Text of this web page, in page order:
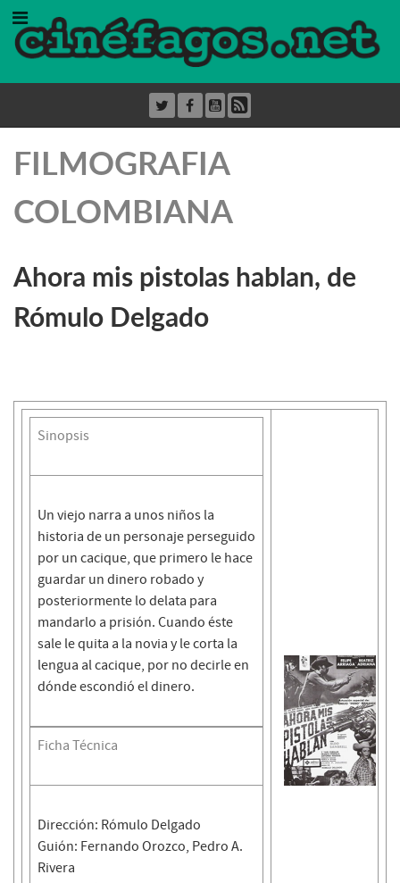
FILMOGRAFIA
COLOMBIANA
Ahora mis pistolas hablan, de
Rómulo Delgado
Sinopsis
Un viejo narra a unos niños la
historia de un personaje perseguido
por un cacique, que primero le hace
guardar un dinero robado y
posteriormente lo delata para
mandarlo a prisión. Cuando éste
sale le quita a la novia y le corta la
lengua al cacique, por no decirle en
dónde escondió el dinero.
Ficha Técnica
Dirección: Rómulo Delgado
Guión: Fernando Orozco, Pedro A.
Rivera